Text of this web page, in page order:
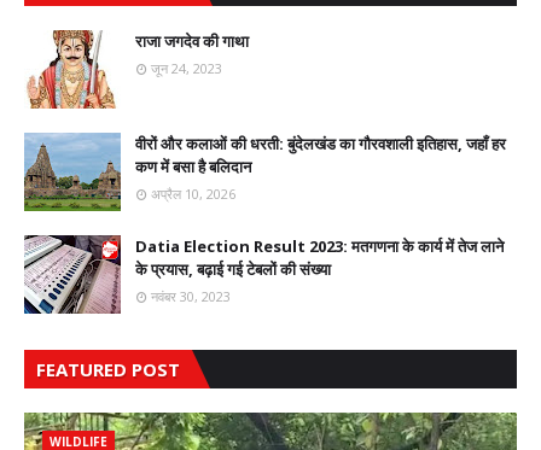
राजा जगदेव की गाथा
जून 24, 2023
वीरों और कलाओं की धरती: बुंदेलखंड का गौरवशाली इतिहास, जहाँ हर
कण में बसा है बलिदान
अप्रैल 10, 2026
Datia Election Result 2023: मतगणना के कार्य में तेज लाने
के प्रयास, बढ़ाई गई टेबलों की संख्या
नवंबर 30, 2023
FEATURED POST
WILDLIFE